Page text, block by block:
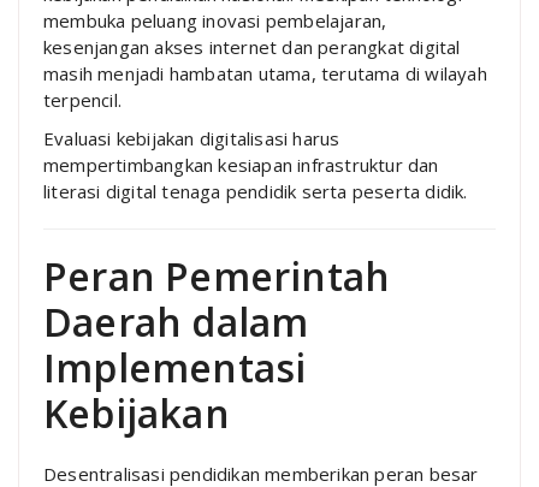
membuka peluang inovasi pembelajaran,
kesenjangan akses internet dan perangkat digital
masih menjadi hambatan utama, terutama di wilayah
terpencil.
Evaluasi kebijakan digitalisasi harus
mempertimbangkan kesiapan infrastruktur dan
literasi digital tenaga pendidik serta peserta didik.
Peran Pemerintah
Daerah dalam
Implementasi
Kebijakan
Desentralisasi pendidikan memberikan peran besar